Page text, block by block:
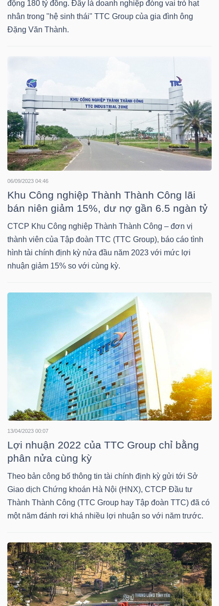
động 180 tỷ đồng. Đây là doanh nghiệp đóng vai trò hạt
nhân trong "hệ sinh thái" TTC Group của gia đình ông
Đặng Văn Thành.
06/09/2023 04:46
Khu Công nghiệp Thành Thành Công lãi
bán niên giảm 15%, dư nợ gần 6.5 ngàn tỷ
CTCP Khu Công nghiệp Thành Thành Công – đơn vị
thành viên của Tập đoàn TTC (TTC Group), báo cáo tình
hình tài chính định kỳ nửa đầu năm 2023 với mức lợi
nhuận giảm 15% so với cùng kỳ.
13/04/2023 00:07
Lợi nhuận 2022 của TTC Group chỉ bằng
phân nửa cùng kỳ
Theo bản công bố thông tin tài chính định kỳ gửi tới Sở
Giao dịch Chứng khoán Hà Nội (HNX), CTCP Đầu tư
Thành Thành Công (TTC Group hay Tập đoàn TTC) đã có
một năm đánh rơi khá nhiều lợi nhuận so với năm trước.
YẾU
DÙNG
THIẾT
CHĂM
SÓC
SỨC
KHỎE
TÀI
THÔNG
DỊCH
VỤ
THÔNG
TIỆN
ÍCH